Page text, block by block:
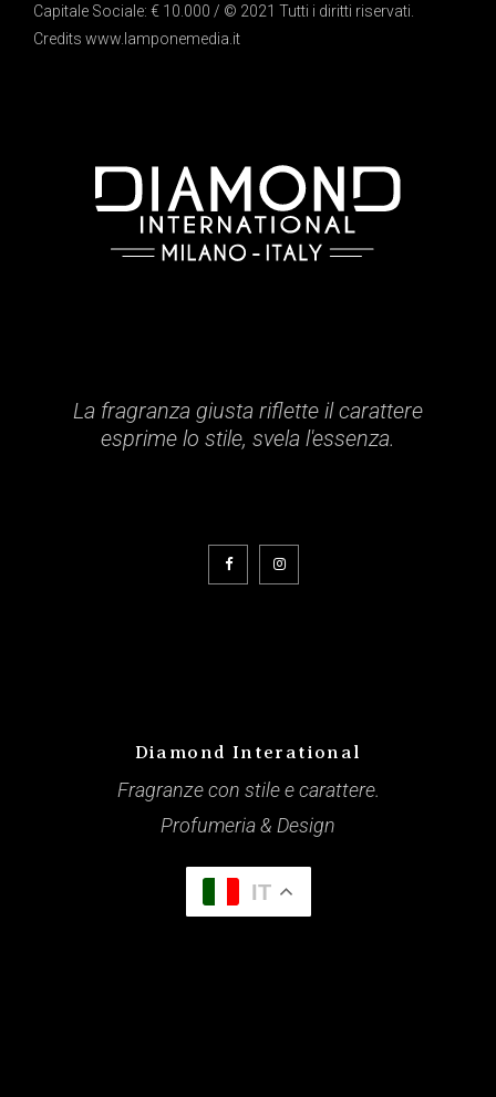
Capitale Sociale: € 10.000 / © 2021 Tutti i diritti riservati.
Credits www.lamponemedia.it
La fragranza giusta riflette il carattere
esprime lo stile, svela l'essenza.
Diamond Interational
Fragranze con stile e carattere.
Profumeria & Design
IT